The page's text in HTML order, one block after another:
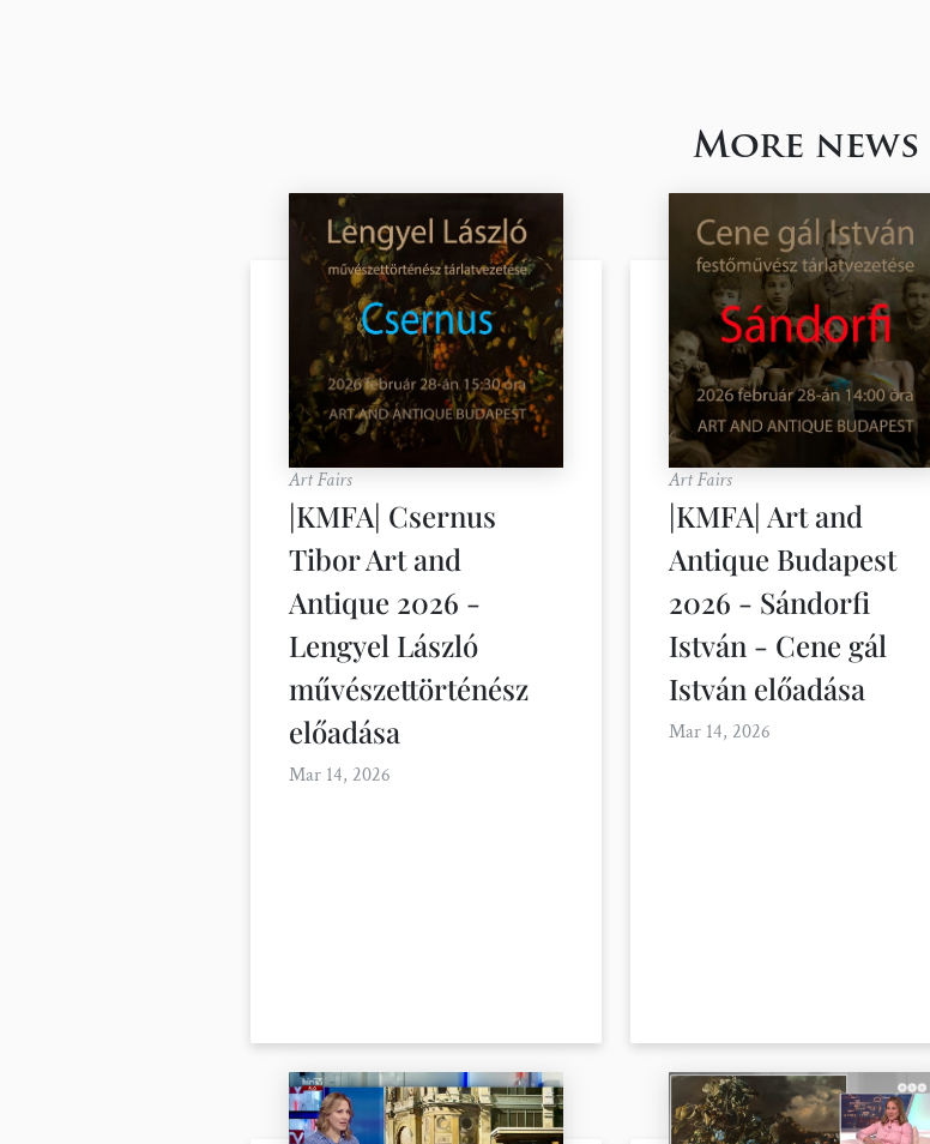
More news
Art Fairs
|KMFA| Csernus
Tibor Art and
Antique 2026 -
Lengyel László
művészettörténész
előadása
Mar 14, 2026
Art Fairs
|KMFA| Art and
Antique Budapest
2026 - Sándorfi
István - Cene gál
István előadása
Mar 14, 2026